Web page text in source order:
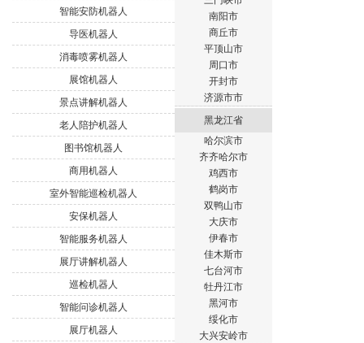
智能安防机器人
导医机器人
消毒喷雾机器人
展馆机器人
景点讲解机器人
老人陪护机器人
图书馆机器人
商用机器人
室外智能巡检机器人
安保机器人
智能服务机器人
展厅讲解机器人
巡检机器人
智能问诊机器人
展厅机器人
南阳市
商丘市
平顶山市
周口市
开封市
济源市市
黑龙江省
哈尔滨市
齐齐哈尔市
鸡西市
鹤岗市
双鸭山市
大庆市
伊春市
佳木斯市
七台河市
牡丹江市
黑河市
绥化市
大兴安岭市